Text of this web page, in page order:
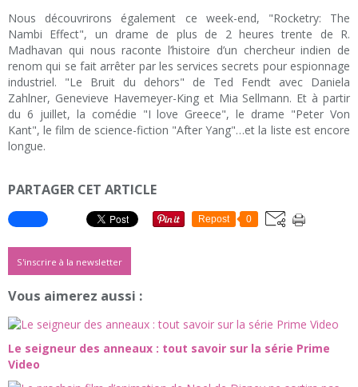
Nous découvrirons également ce week-end, "Rocketry: The
Nambi Effect", un drame de plus de 2 heures trente de R.
Madhavan qui nous raconte l’histoire d’un chercheur indien de
renom qui se fait arrêter par les services secrets pour espionnage
industriel. "Le Bruit du dehors" de Ted Fendt avec Daniela
Zahlner, Genevieve Havemeyer-King et Mia Sellmann. Et à partir
du 6 juillet, la comédie "I love Greece", le drame "Peter Von
Kant", le film de science-fiction "After Yang"…et la liste est encore
longue.
PARTAGER CET ARTICLE
Repost 0
S'inscrire à la newsletter
Vous aimerez aussi :
Le seigneur des anneaux : tout savoir sur la série Prime
Video